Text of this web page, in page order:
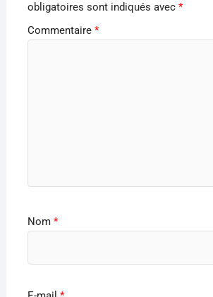
obligatoires sont indiqués avec *
Commentaire *
Nom *